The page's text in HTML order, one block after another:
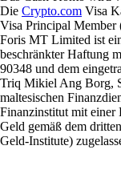
Die Crypto.com Visa
Visa Principal Member
Foris MT Limited ist
beschränkter Haftung
90348 und dem
Triq Mikiel Ang Borg,
maltesischen
Finanzinstitut mit einer
Geld gemäß dem
Geld-Institute)